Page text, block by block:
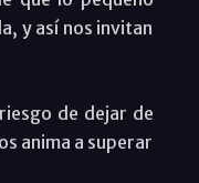
y así nos invitan
de dejar de
anima a superar